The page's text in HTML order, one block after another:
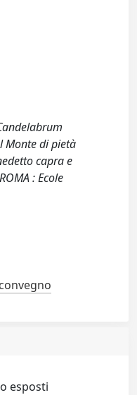
Monte di pietà
capra e
: Ecole
esposti